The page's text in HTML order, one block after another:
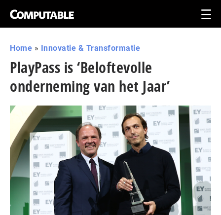
Home » Innovatie & Transformatie
PlayPass is ‘Beloftevolle
onderneming van het Jaar’